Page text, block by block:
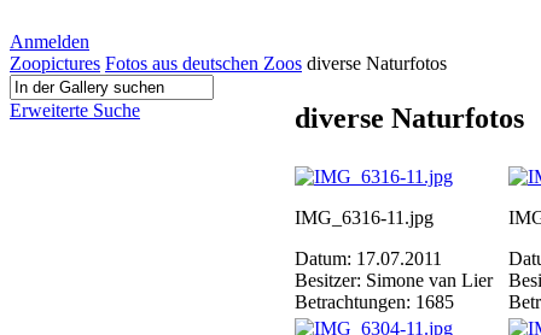
Anmelden
Zoopictures Fotos aus deutschen Zoos diverse Naturfotos
Erweiterte Suche diverse Naturfotos
IMG_6316-11.jpg
Datum: 17.07.2011
Besitzer: Simone van Lier
Betrachtungen: 1685